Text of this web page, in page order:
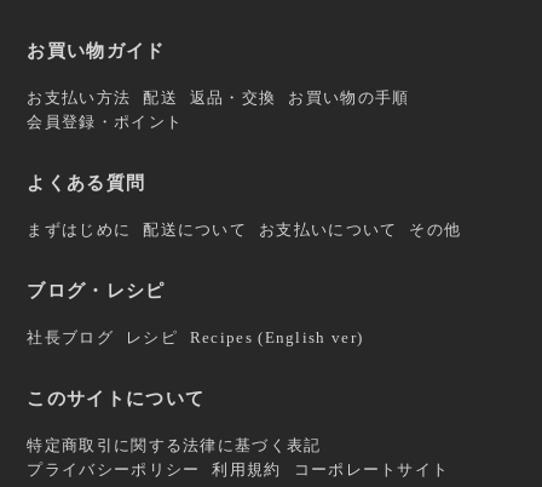
お買い物ガイド
お支払い方法 配送 返品・交換
お買い物の手順
会員登録・ポイント
よくある質問
まずはじめに 配送について お支払いについて その他
ブログ・レシピ
社長ブログ レシピ Recipes (English ver)
このサイトについて
特定商取引に関する法律に基づく表記
プライバシーポリシー
利用規約 コーポレートサイト